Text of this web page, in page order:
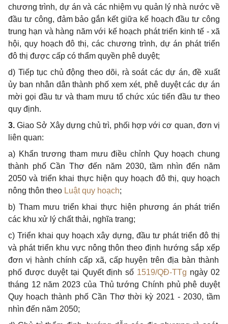
chương trình, dự án và các nhiệm vụ quản lý nhà nước về
đầu tư công, đảm bảo gắn kết giữa kế hoạch đầu tư công
trung hạn và hàng năm với kế hoạch phát triển kinh tế - xã
hội, quy hoạch đô thị, các chương trình, dự án phát triển
đô thị được cấp có thẩm quyền phê duyệt;
d) Tiếp tục chủ động theo dõi, rà soát các dự án, đề xuất
ủy ban nhân dân thành phố xem xét, phê duyệt các dự án
mời gọi đầu tư và tham mưu tổ chức xúc tiến đầu tư theo
quy định.
3. Giao Sở Xây dựng chủ trì, phối hợp với cơ quan, đơn vị
liên quan:
a) Khẩn trương tham mưu điều chỉnh Quy hoạch chung
thành phốCần Thơ đến năm 2030, tầm nhìn đến năm
2050 và triển khai thực hiện quy hoạch đô thị, quy hoạch
nông thôn theo Luật quy hoạch;
b) Tham mưu triển khai thực hiện phương án phát triển
các khu xử lý chất thải, nghĩa trang;
c)Triển khai quy hoạch xây dựng, đầu tư phát triển đô thị
và phát triển khu vực nông thôn theo định hướngsắp xếp
đơn vị hành chính cấp xã, cấp huyện trên địa bàn thành
phố được duyệt tại Quyết định số 1519/QĐ-TTg ngày 02
tháng 12 năm 2023 của Thủ tướng Chính phủ phê duyệt
Quy hoạch thành phố Cần Thơ thời kỳ 2021 - 2030, tầm
nhìn đến năm 2050;